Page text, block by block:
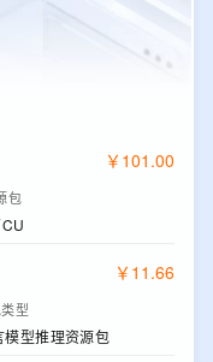
￥ 101 .00
包
￥ 11 .66
型
模型推理资源包